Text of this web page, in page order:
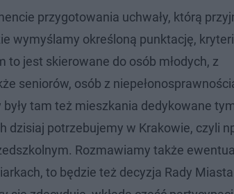
przygotowania uchwały, którą
wymyślamy określoną punktację,
to jest skierowane do osób młodych, z
seniorów, osób z
były tam też mieszkania dedykowane
dzisiaj potrzebujemy w Krakowie, czyli
Rozmawiamy także
to będzie też decyzja Rady